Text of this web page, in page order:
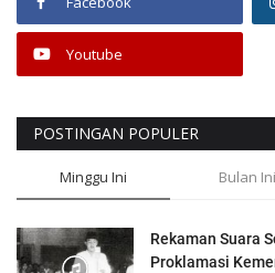
Youtube
POSTINGAN POPULER
Minggu Ini Bulan Ini
Rekaman Suara
Proklamasi